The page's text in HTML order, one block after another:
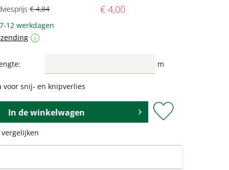
€ 4,84 € 4,00
12 werkdagen
i
m
voor snij- en knipverlies
In de winkelwagen